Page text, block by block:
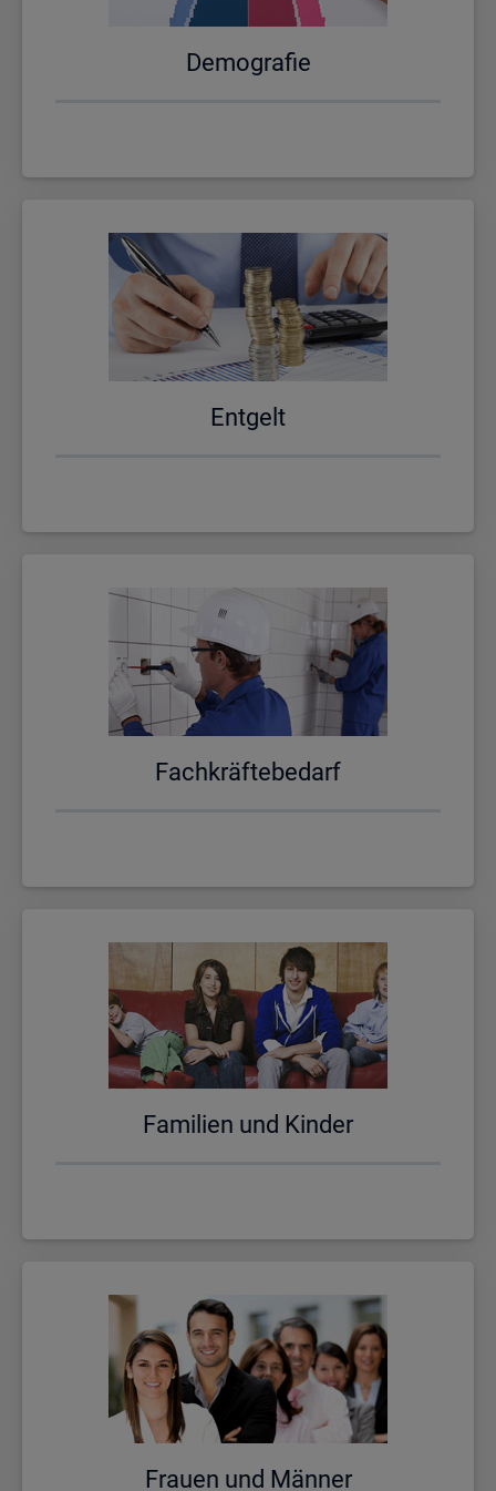
De­mo­gra­fie
Ent­gelt
Fach­kräf­te­be­darf
Fa­mi­li­en und Kin­der
Frau­en und Män­ner